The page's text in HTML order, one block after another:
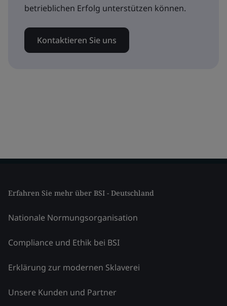
betrieblichen Erfolg unterstützen können.
Kontaktieren Sie uns
Erfahren Sie mehr über BSI - Deutschland
Nationale Normungsorganisation
Compliance und Ethik bei BSI
Erklärung zur modernen Sklaverei
Unsere Kunden und Partner